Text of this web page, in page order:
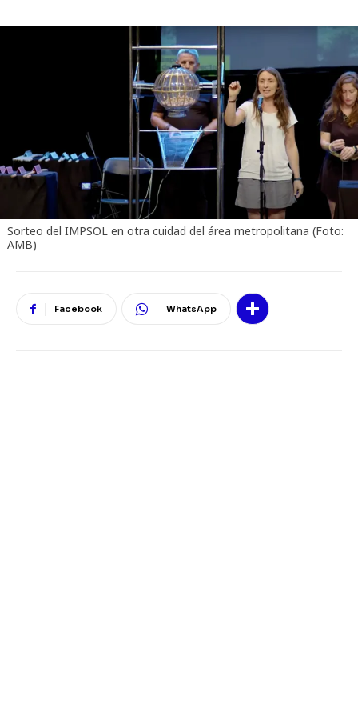
Sorteo del IMPSOL en otra cuidad del área metropolitana (Foto:
AMB)
Facebook WhatsApp